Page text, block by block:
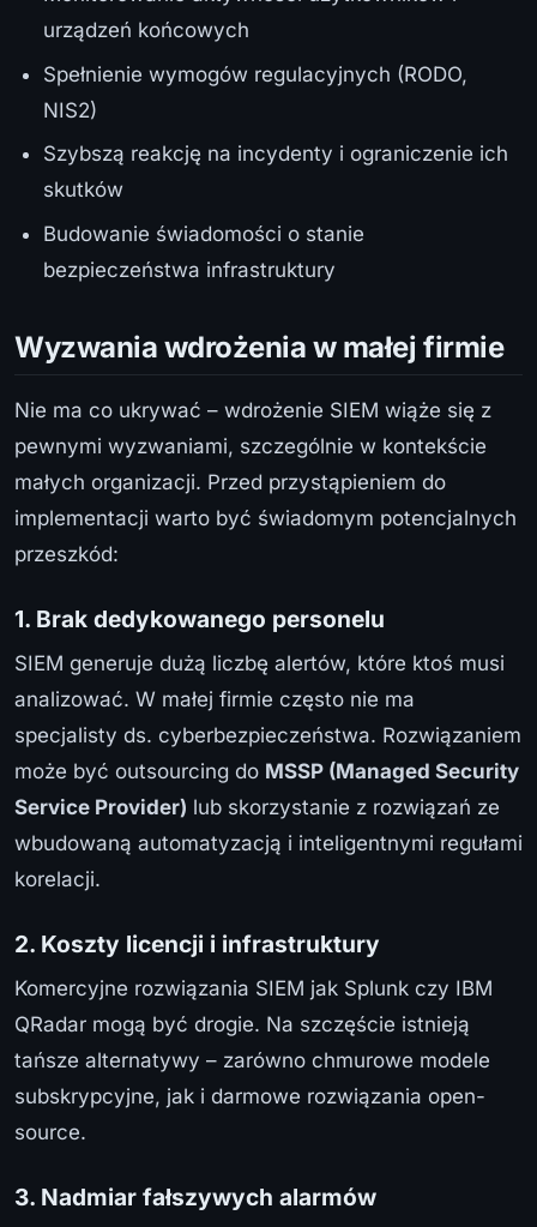
urządzeń końcowych
Spełnienie wymogów regulacyjnych (RODO,
NIS2)
Szybszą reakcję na incydenty i ograniczenie ich
skutków
Budowanie świadomości o stanie
bezpieczeństwa infrastruktury
Wyzwania wdrożenia w małej firmie
Nie ma co ukrywać – wdrożenie SIEM wiąże się z
pewnymi wyzwaniami, szczególnie w kontekście
małych organizacji. Przed przystąpieniem do
implementacji warto być świadomym potencjalnych
przeszkód:
1. Brak dedykowanego personelu
SIEM generuje dużą liczbę alertów, które ktoś musi
analizować. W małej firmie często nie ma
specjalisty ds. cyberbezpieczeństwa. Rozwiązaniem
może być outsourcing do MSSP (Managed Security
Service Provider) lub skorzystanie z rozwiązań ze
wbudowaną automatyzacją i inteligentnymi regułami
korelacji.
2. Koszty licencji i infrastruktury
Komercyjne rozwiązania SIEM jak Splunk czy IBM
QRadar mogą być drogie. Na szczęście istnieją
tańsze alternatywy – zarówno chmurowe modele
subskrypcyjne, jak i darmowe rozwiązania open-
source.
3. Nadmiar fałszywych alarmów